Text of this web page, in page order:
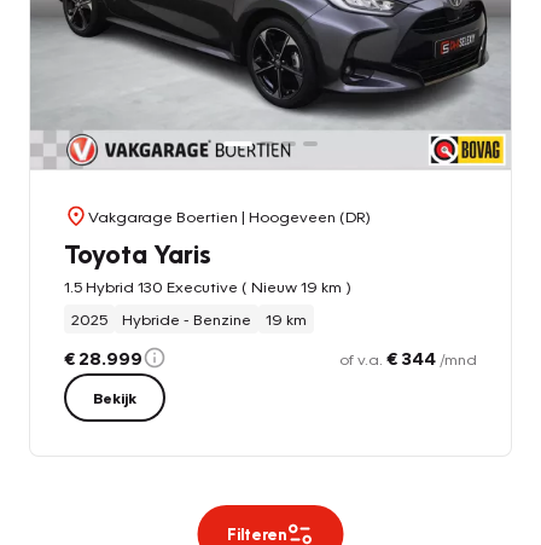
Vakgarage Boertien | Hoogeveen (DR)
Toyota Yaris
1.5 Hybrid 130 Executive ( Nieuw 19 km )
2025
Hybride - Benzine 19 km
€ 28.999 of v.a. € 344 /mnd
Bekijk
Filteren